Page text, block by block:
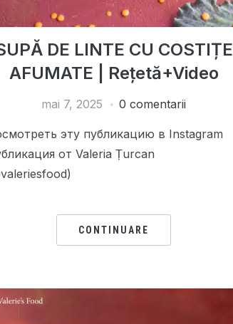
DE LINTE CU COSTIȚE
AFUMATE | Rețetă+Video
mai 7, 2025 0 comentarii
эту публикацию в Instagram
от Valeria Țurcan
CONTINUARE